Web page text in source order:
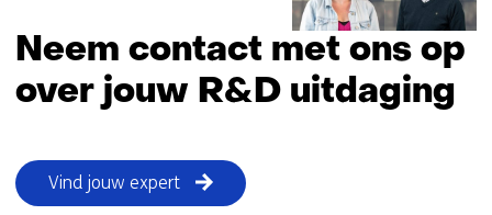
Neem contact met ons op
over jouw R&D uitdaging
Vind jouw expert